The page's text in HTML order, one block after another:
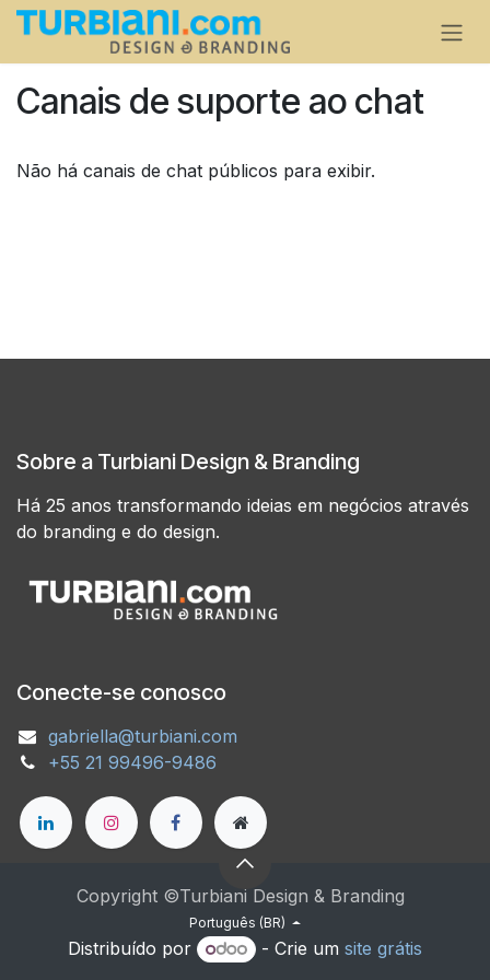
Pular para o conteúdo
Canais de suporte ao chat
Não há canais de chat públicos para exibir.
Sobre a Turbiani Design & Branding
Há 25 anos transformando ideias em negócios através
do branding e do design.
Conecte-se conosco
gabriella@turbiani.com
+55 21 99496-9486
Copyright ©Turbiani Design & Branding
Português (BR)
Distribuído por - Crie umsite grátis